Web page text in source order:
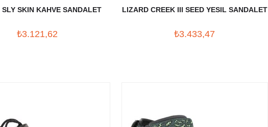
SKIN KAHVE SANDALET
₺3.121,62
LIZARD CREEK III SEED YESIL SANDALET
₺3.433,47